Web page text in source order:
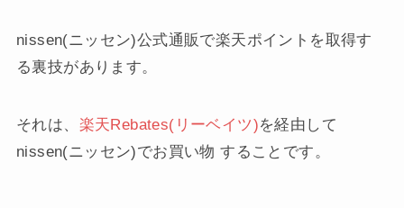
nissen(ニッセン)公式通販で楽天ポイントを取得す
る裏技があります。
それは、 楽天Rebates(リーベイツ)を経由して
nissen(ニッセン)でお買い物 することです。